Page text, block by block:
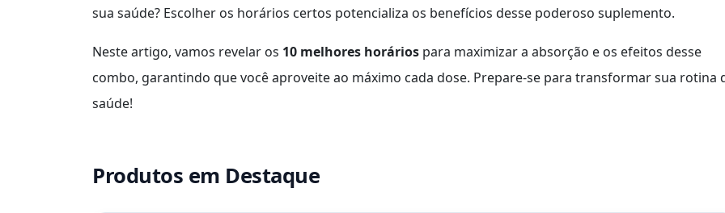
sua saúde? Escolher os horários certos potencializa os benefícios desse poderoso suplemento.
Neste artigo, vamos revelar os 10 melhores horários para maximizar a absorção e os efeitos desse
combo, garantindo que você aproveite ao máximo cada dose. Prepare-se para transformar sua rotina
saúde!
Produtos em Destaque